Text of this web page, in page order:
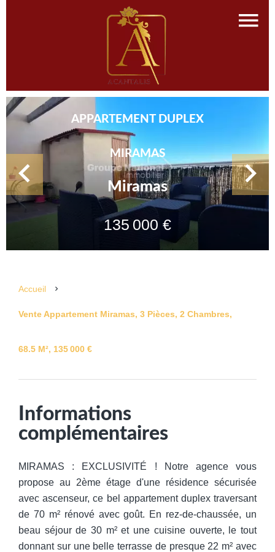
APPARTEMENT DUPLEX
MIRAMAS
Miramas
135 000 €
Accueil
Vente Appartement Miramas, 3 Pièces, 2 Chambres,
68.5 M², 135 000 €
Informations
complémentaires
MIRAMAS : EXCLUSIVITÉ ! Notre agence vous
propose au 2ème étage d'une résidence sécurisée
avec ascenseur, ce bel appartement duplex traversant
de 70 m² rénové avec goût. En rez-de-chaussée, un
beau séjour de 30 m² et une cuisine ouverte, le tout
donnant sur une belle terrasse de presque 22 m² avec